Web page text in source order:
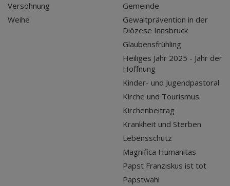
Versöhnung
Weihe
Gemeinde
Gewaltprävention in der
Diözese Innsbruck
Glaubensfrühling
Heiliges Jahr 2025 - Jahr der
Hoffnung
Kinder- und Jugendpastoral
Kirche und Tourismus
Kirchenbeitrag
Krankheit und Sterben
Lebensschutz
Magnifica Humanitas
Papst Franziskus ist tot
Papstwahl